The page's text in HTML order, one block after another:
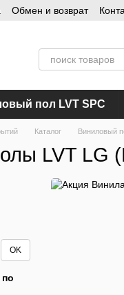
Обмен и возврат
пол LVT SPC
Каталог Виниловый
LVT LG
OK
по